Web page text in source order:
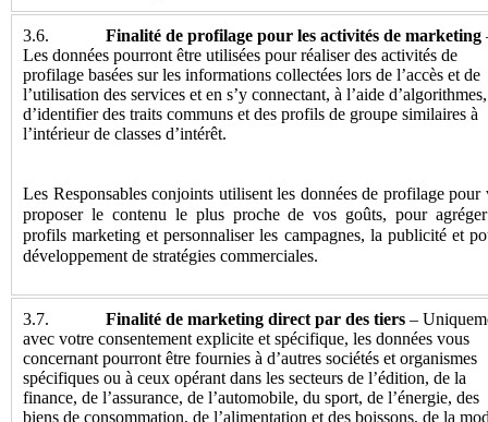
3.6. Finalité de profilage pour les activités de marketing
Les données pourront être utilisées pour réaliser des activités de
profilage basées sur les informations collectées lors de l’accès et de
l’utilisation des services et en s’y connectant, à l’aide
d’identifier des traits communs et des profils de groupe similaires à
l’intérieur de classes d’intérêt.
Les Responsables conjoints utilisent les données de profilage pour
proposer le contenu le plus proche de vos goûts, pour
profils marketing et personnaliser les campagnes, la publicité et
développement de stratégies commerciales.
3.7. Finalité de marketing direct par des tiers –
avec votre consentement explicite et spécifique, les données vous
concernant pourront être fournies à d’autres sociétés et organismes
spécifiques ou à ceux opérant dans les secteurs de l’édition, de la
finance, de l’assurance, de l’automobile, du sport, de l’énergie, des
biens de consommation, de l’alimentation et des boissons, de la